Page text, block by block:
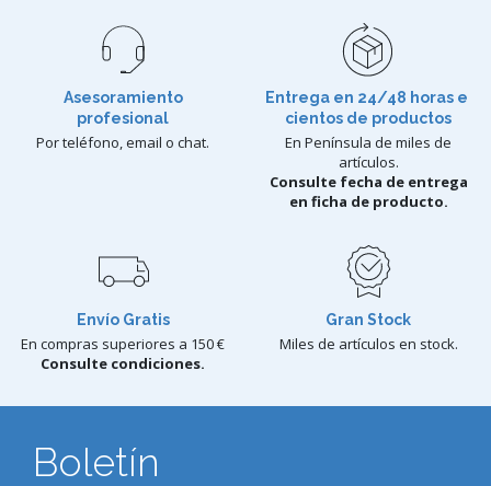
Asesoramiento
profesional
Por teléfono, email o chat.
Entrega en 24/48 horas e
cientos de productos
En Península de miles de
artículos.
Consulte fecha de entrega
en ficha de producto.
Envío Gratis
En compras superiores a 150 €
Consulte condiciones.
Gran Stock
Miles de artículos en stock.
Boletín